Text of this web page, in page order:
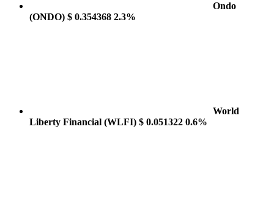
Ondo
(ONDO) $ 0.354368 2.3%
World
Liberty Financial (WLFI) $ 0.051322 0.6%